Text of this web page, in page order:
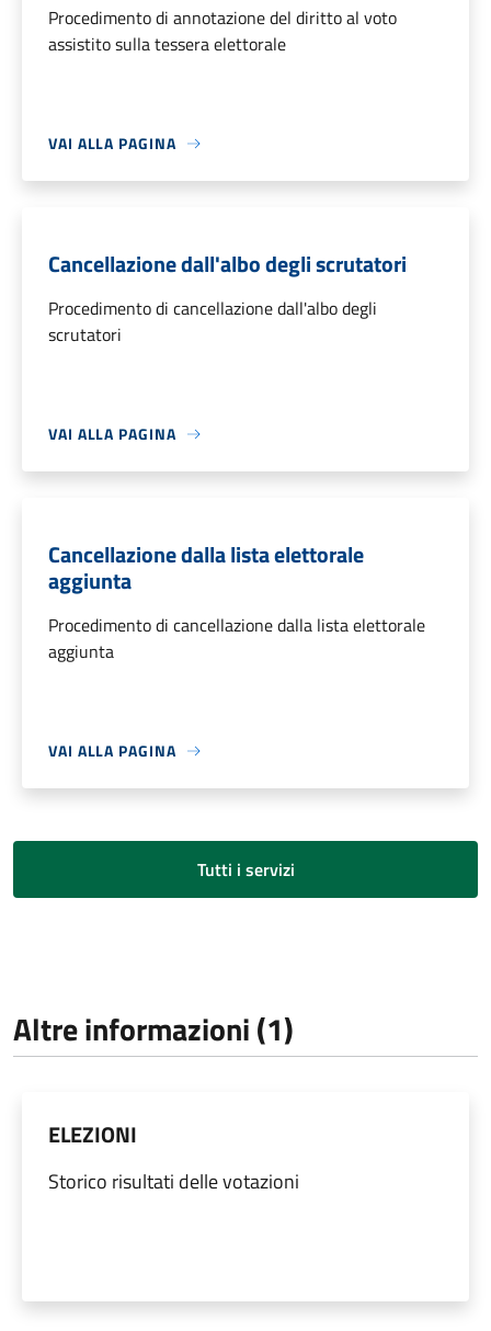
Procedimento di annotazione del diritto al voto
assistito sulla tessera elettorale
VAI ALLA PAGINA
Cancellazione dall'albo degli scrutatori
Procedimento di cancellazione dall'albo degli
scrutatori
VAI ALLA PAGINA
Cancellazione dalla lista elettorale
aggiunta
Procedimento di cancellazione dalla lista elettorale
aggiunta
VAI ALLA PAGINA
Tutti i servizi
Altre informazioni (1)
ELEZIONI
Storico risultati delle votazioni